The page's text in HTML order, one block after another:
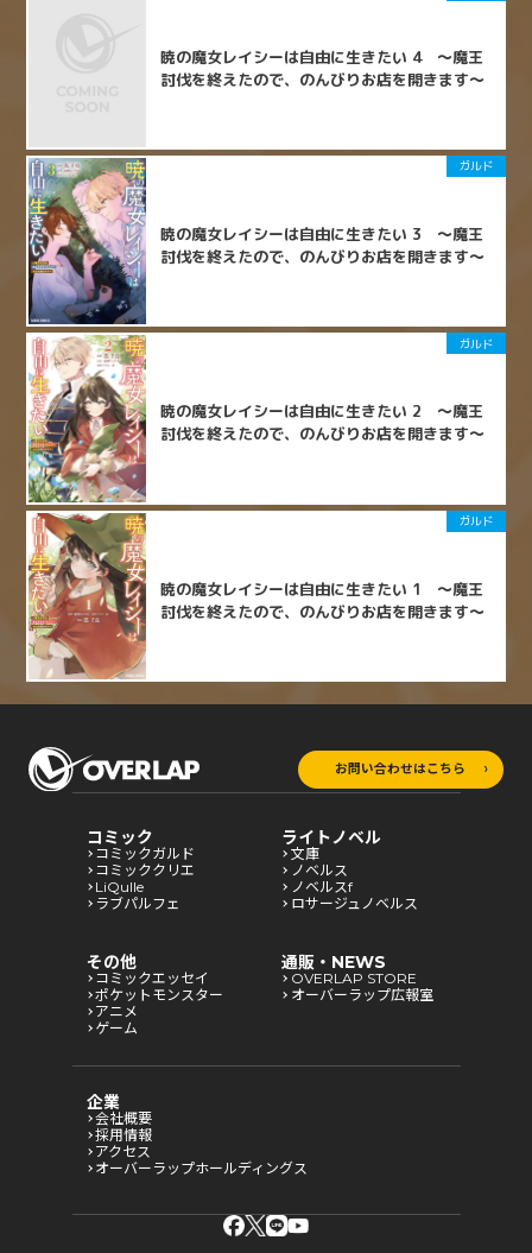
暁の魔女レイシーは自由に生きたい 4 ～魔王
討伐を終えたので、のんびりお店を開きます～
ガルド
暁の魔女レイシーは自由に生きたい 3 ～魔王
討伐を終えたので、のんびりお店を開きます～
ガルド
暁の魔女レイシーは自由に生きたい 2 ～魔王
討伐を終えたので、のんびりお店を開きます～
ガルド
暁の魔女レイシーは自由に生きたい 1 ～魔王
討伐を終えたので、のんびりお店を開きます～
お問い合わせはこちら
コミック
コミックガルド
コミッククリエ
LiQulle
ラブパルフェ
ライトノベル
文庫
ノベルス
ノベルスf
ロサージュノベルス
その他
コミックエッセイ
ポケットモンスター
アニメ
ゲーム
通販・NEWS
OVERLAP STORE
オーバーラップ広報室
企業
会社概要
採用情報
アクセス
オーバーラップホールディングス